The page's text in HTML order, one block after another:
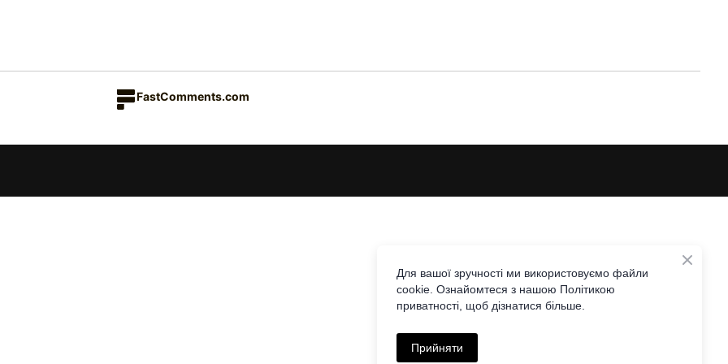
FastComments.com
Для вашої зручності ми використовуємо файли
cookie. Ознайомтеся з нашою Політикою
приватності, щоб дізнатися більше.
Прийняти